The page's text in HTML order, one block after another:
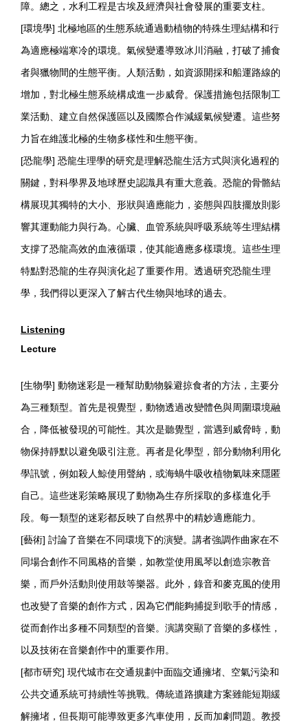
障。總之，水利工程是古埃及經濟與社會發展的重要支柱。
[環境學] 北極地區的生態系統通過動植物的特殊生理結構和行
為適應極端寒冷的環境。氣候變遷導致冰川消融，打破了捕食
者與獵物間的生態平衡。人類活動，如資源開採和船運路線的
增加，對北極生態系統構成進一步威脅。保護措施包括限制工
業活動、建立自然保護區以及國際合作減緩氣候變遷。這些努
力旨在維護北極的生物多樣性和生態平衡。
[恐龍學] 恐龍生理學的研究是理解恐龍生活方式與演化過程的
關鍵，對科學界及地球歷史認識具有重大意義。恐龍的骨骼結
構展現其獨特的大小、形狀與適應能力，姿態與四肢擺放則影
響其運動能力與行為。心臟、血管系統與呼吸系統等生理結構
支撐了恐龍高效的血液循環，使其能適應多樣環境。這些生理
特點對恐龍的生存與演化起了重要作用。透過研究恐龍生理
學，我們得以更深入了解古代生物與地球的過去。
Listening
Lecture
[生物學] 動物迷彩是一種幫助動物躲避掠食者的方法，主要分
為三種類型。首先是視覺型，動物透過改變體色與周圍環境融
合，降低被發現的可能性。其次是聽覺型，當遇到威脅時，動
物保持靜默以避免吸引注意。再者是化學型，部分動物利用化
學訊號，例如殺人鯨使用聲納，或海蝸牛吸收植物氣味來隱匿
自己。這些迷彩策略展現了動物為生存所採取的多樣進化手
段。每一類型的迷彩都反映了自然界中的精妙適應能力。
[藝術] 討論了音樂在不同環境下的演變。講者強調作曲家在不
同場合創作不同風格的音樂，如教堂使用風琴以創造宗教音
樂，而戶外活動則使用鼓等樂器。此外，錄音和麥克風的使用
也改變了音樂的創作方式，因為它們能夠捕捉到歌手的情感，
從而創作出多種不同類型的音樂。演講突顯了音樂的多樣性，
以及技術在音樂創作中的重要作用。
[都市研究] 現代城市在交通規劃中面臨交通擁堵、空氣污染和
公共交通系統可持續性等挑戰。傳統道路擴建方案雖能短期緩
解擁堵，但長期可能導致更多汽車使用，反而加劇問題。教授